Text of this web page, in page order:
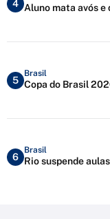
4 Aluno mata avós e
5
Brasil
Copa do Brasil
6
Brasil
Rio suspende